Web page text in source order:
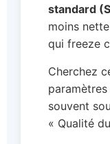
standard
moins
qui freeze
Cherchez
souvent
« Qualité